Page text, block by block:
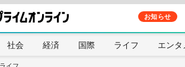
お知らせ
社会 経済 国際 ライフ エンタ